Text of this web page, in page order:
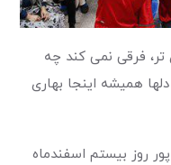
تر، فرقی نمی کند چه
همیشه اینجا بهاری
روز بیستم اسفندماه